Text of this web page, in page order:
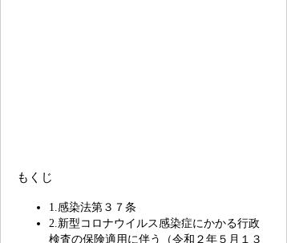
もくじ
1.感染法第３７条
2.新型コロナウイルス感染症にかかる行政
検査の保険適用に伴う（令和２年５月１３